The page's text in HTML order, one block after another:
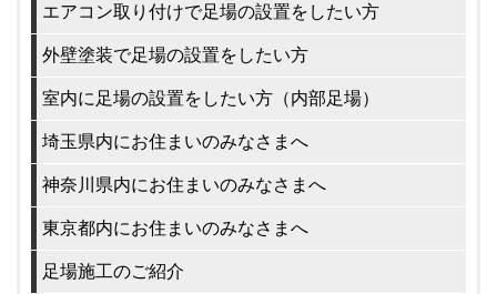
エアコン取り付けで足場の設置をしたい方
外壁塗装で足場の設置をしたい方
室内に足場の設置をしたい方（内部足場）
埼玉県内にお住まいのみなさまへ
神奈川県内にお住まいのみなさまへ
東京都内にお住まいのみなさまへ
足場施工のご紹介